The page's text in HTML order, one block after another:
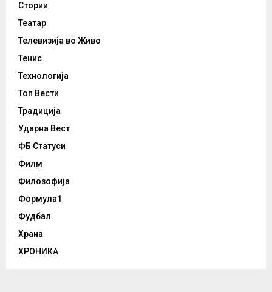
Стории
Театар
Телевизија во Живо
Тенис
Технологија
Топ Вести
Традиција
Ударна Вест
ФБ Статуси
Филм
Филозофија
Формула1
Фудбал
Храна
ХРОНИКА